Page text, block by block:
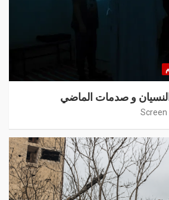
النسيان و صدمات الماضي
Screen